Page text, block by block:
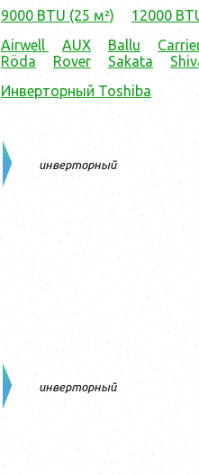
9000 BTU (25 м²) 12000
Airwell
AUX Ballu
Röda
Rover Sakata
Инверторный Toshiba
инверторный
инверторный